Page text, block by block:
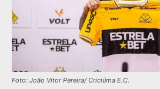
Foto: João Vitor Pereira/ Criciúma E.C.